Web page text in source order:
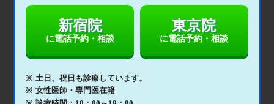
新宿院
に電話予約・相談
東京院
に電話予約・相談
土日、祝日も診療しています。
女性医師・専門医在籍